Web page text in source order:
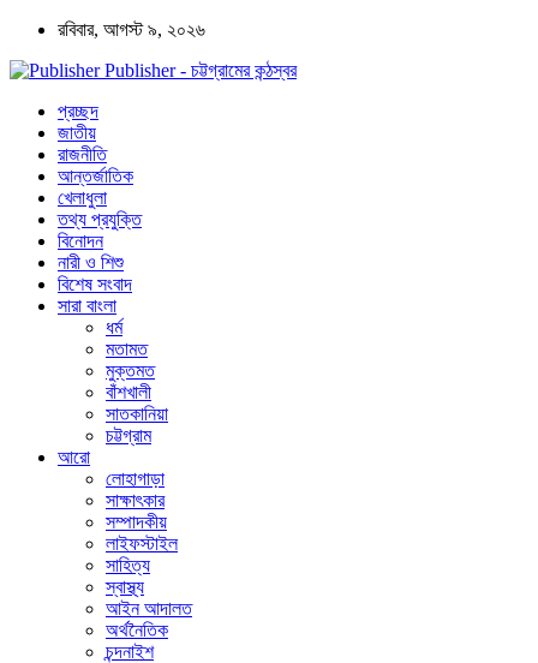
রবিবার, আগস্ট ৯, ২০২৬
Publisher - চট্টগ্রামের কন্ঠস্বর
প্রচ্ছদ
জাতীয়
রাজনীতি
আন্তর্জাতিক
খেলাধুলা
তথ্য প্রযুক্তি
বিনোদন
নারী ও শিশু
বিশেষ সংবাদ
সারা বাংলা
ধর্ম
মতামত
মুক্তমত
বাঁশখালী
সাতকানিয়া
চট্টগ্রাম
আরো
লোহাগাড়া
সাক্ষাৎকার
সম্পাদকীয়
লাইফস্টাইল
সাহিত্য
স্বাস্থ্য
আইন আদালত
অর্থনৈতিক
চন্দনাইশ